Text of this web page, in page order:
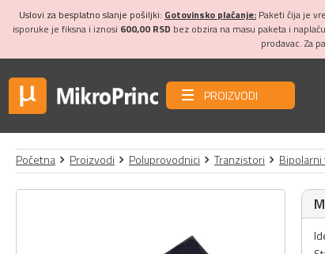
Uslovi za besplatno slanje pošiljki: Gotovinsko plaćanje: Paketi čija je
isporuke je fiksna i iznosi 600,00 RSD bez obzira na masu paketa i
prodavac. Za
PROIZVODI
Početna Proizvodi Poluprovodnici Tranzistori